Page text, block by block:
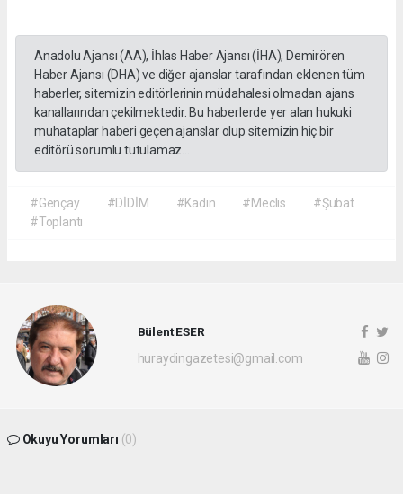
Anadolu Ajansı (AA), İhlas Haber Ajansı (İHA), Demirören
Haber Ajansı (DHA) ve diğer ajanslar tarafından eklenen tüm
haberler, sitemizin editörlerinin müdahalesi olmadan ajans
kanallarından çekilmektedir. Bu haberlerde yer alan hukuki
muhataplar haberi geçen ajanslar olup sitemizin hiç bir
editörü sorumlu tutulamaz...
#Gençay #DİDİM #Kadın #Meclis
#Şubat
#Toplantı
Bülent ESER
huraydingazetesi@gmail.com
Okuyu Yorumları (0)